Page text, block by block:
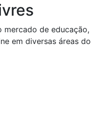
mercado de educação,
em diversas áreas do